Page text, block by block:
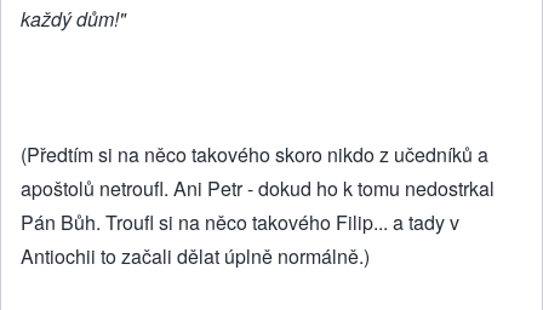
každý dům!"
(Předtím si na něco takového skoro nikdo z učedníků a
apoštolů netroufl. Ani Petr - dokud ho k tomu nedostrkal
Pán Bůh. Troufl si na něco takového Filip... a tady v
Antiochii to začali dělat úplně normálně.)